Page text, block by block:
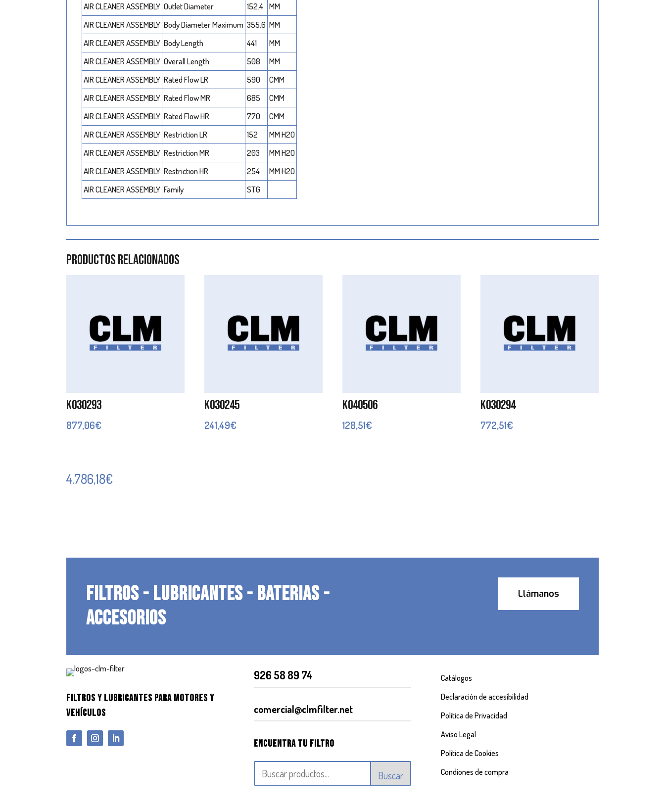
AIR CLEANER ASSEMBLY Outlet Diameter 152.4 MM
AIR CLEANER ASSEMBLY Body Diameter Maximum 355.6 MM
AIR CLEANER ASSEMBLY Body Length 441
MM
AIR CLEANER ASSEMBLY Overall Length 508
MM
AIR CLEANER ASSEMBLY Rated Flow LR 590
CMM
AIR CLEANER ASSEMBLY Rated Flow MR 685
CMM
AIR CLEANER ASSEMBLY Rated Flow HR 770
CMM
AIR CLEANER ASSEMBLY Restriction LR 152
MM H2O
AIR CLEANER ASSEMBLY Restriction MR 203
MM H2O
AIR CLEANER ASSEMBLY Restriction HR 254
MM H2O
AIR CLEANER ASSEMBLY Family STG
Productos relacionados
K030293
877,06€
K030245
241,49€
K040506
128,51€
K030294
772,51€
4.786,18€
FILTROS - LUBRICANTES - BATERIAS -
ACCESORIOS
Llámanos
FILTROS Y LUBRICANTES PARA MOTORES Y
VEHÍCULOS
926 58 89 74
comercial@clmfilter.net
Encuentra tu filtro
Buscar
Catálogos
Declaración de accesibilidad
Política de Privacidad
Aviso Legal
Política de Cookies
Condiones de compra